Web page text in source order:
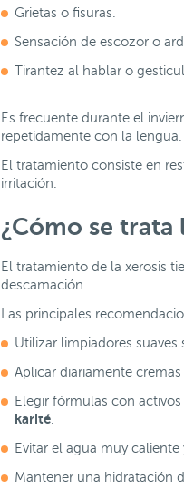
Grietas o fisuras.
Sensación de escozor o
Tirantez al hablar o
Es frecuente durante el
repetidamente con la lengua.
El tratamiento consiste en
irritación.
¿Cómo se trata
El tratamiento de la xerosis
descamación.
Las principales
Utilizar limpiadores suaves
Aplicar diariamente
Elegir fórmulas con
karité
Evitar el agua muy
Mantener una hidratación